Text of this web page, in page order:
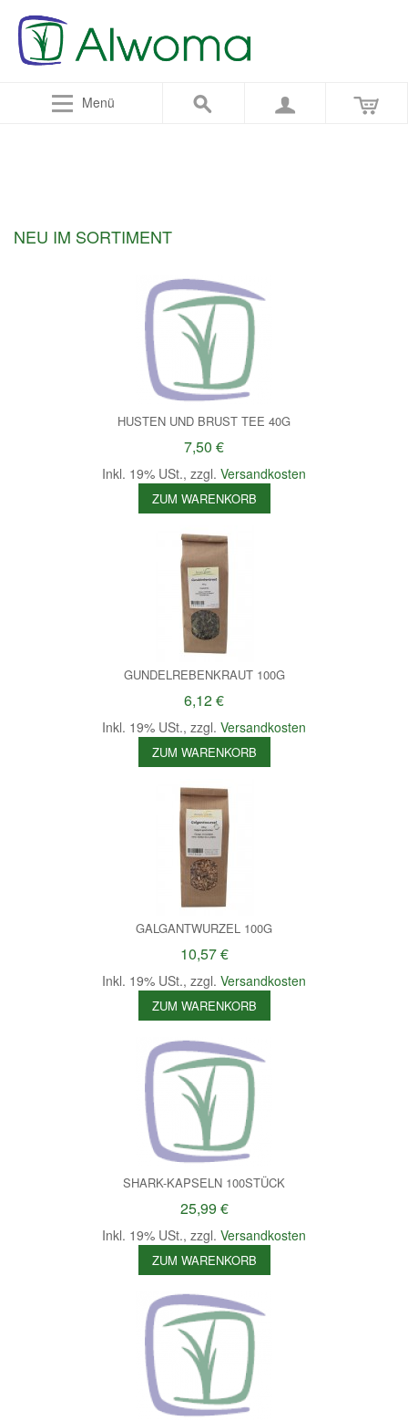
Menü
NEU IM SORTIMENT
HUSTEN UND BRUST TEE 40G
7,50 €
Inkl. 19% USt., zzgl. Versandkosten
ZUM WARENKORB
GUNDELREBENKRAUT 100G
6,12 €
Inkl. 19% USt., zzgl. Versandkosten
ZUM WARENKORB
GALGANTWURZEL 100G
10,57 €
Inkl. 19% USt., zzgl. Versandkosten
ZUM WARENKORB
SHARK-KAPSELN 100STÜCK
25,99 €
Inkl. 19% USt., zzgl. Versandkosten
ZUM WARENKORB